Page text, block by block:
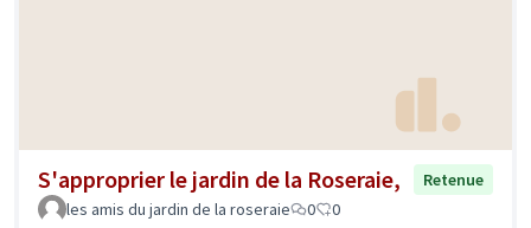
S'approprier le jardin de la Roseraie,
Retenue
les amis du jardin de la roseraie
0 0